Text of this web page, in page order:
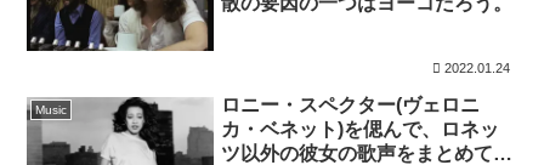
2022.01.24
Music
ロニー・スペクター(ヴェロニ
カ・ベネット)を偲んで、ロネッ
ツ以外の彼女の歌声をまとめてみ